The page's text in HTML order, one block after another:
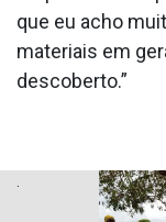
que eu acho
materiais em
descoberto.”